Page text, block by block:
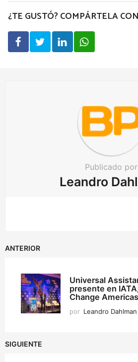
P
a
i
¿TE GUSTÓ? COMPÁRTELA
Publicado por
Leandro
ANTERIOR
Universal
presente en
Change
por Leandro Dahlman
SIGUIENTE